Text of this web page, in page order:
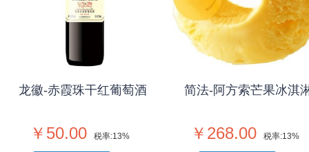
龙徽-赤霞珠干红葡萄酒
￥50.00 税率:13%
简法-阿方索芒果冰淇
￥268.00 税率:13%